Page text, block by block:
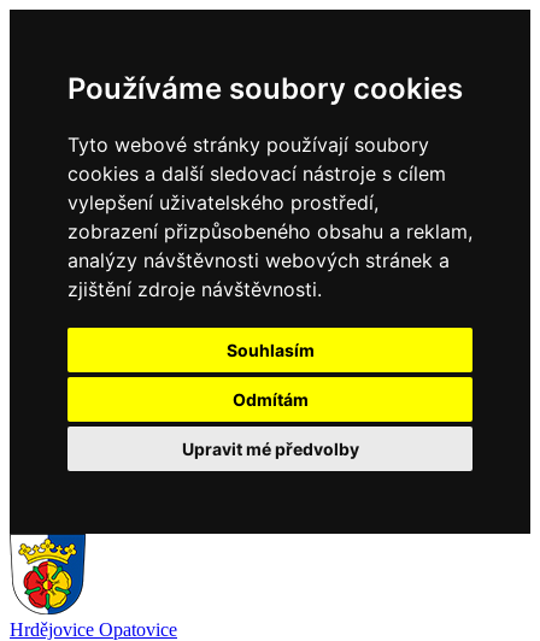
Používáme soubory cookies
Tyto webové stránky používají soubory
cookies a další sledovací nástroje s cílem
vylepšení uživatelského prostředí,
zobrazení přizpůsobeného obsahu a reklam,
analýzy návštěvnosti webových stránek a
zjištění zdroje návštěvnosti.
Souhlasím
Odmítám
Upravit mé předvolby
Hrdějovice Opatovice